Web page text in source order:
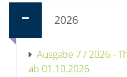
2026
Ausgabe 7 / 2026 -
ab 01.10.2026